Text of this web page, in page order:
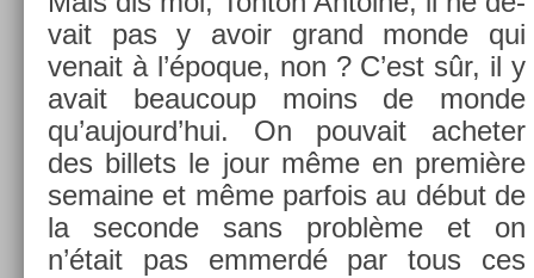
vait pas y avoir grand monde qui
venait à l’époque, non ? C’est sûr, il y
avait be­aucoup moins de monde
qu’aujourd’hui. On pouvait ac­het­er
des bi­llets le jour même en première
semaine et même par­fois au début de
la secon­de sans problème et on
n’était pas em­merdé par tous ces